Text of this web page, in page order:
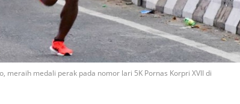
meraih medali perak pada nomor lari 5K Pornas Korpri XVII di